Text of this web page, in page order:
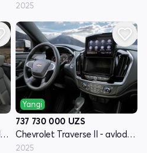
2025
Chevrolet Traverse II - avlod restyling
Yangi
737 730 000 UZS
Chevrolet Traverse II - avlod restyling
2025